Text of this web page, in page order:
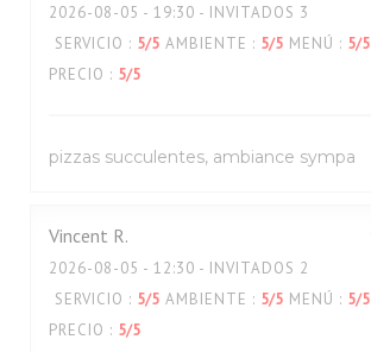
2026-08-05 - 19:30 - INVITADOS 3
SERVICIO : 5/5 AMBIENTE : 5/5 MENÚ : 5/5
PRECIO : 5/5
pizzas succulentes, ambiance sympa
Vincent R
2026-08-05 - 12:30 - INVITADOS 2
SERVICIO : 5/5 AMBIENTE : 5/5 MENÚ : 5/5
PRECIO : 5/5